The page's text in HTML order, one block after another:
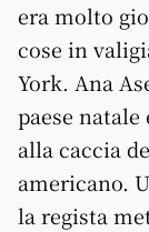
era molto
cose in
York. Ana
paese
alla caccia
americano.
la regista